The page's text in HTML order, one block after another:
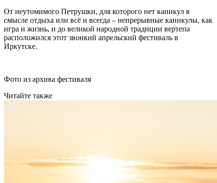
От неутомимого Петрушки, для которого нет каникул в
смысле отдыха или всё и всегда – непрерывные каникулы, как
игра и жизнь, и до великой народной традиции вертепа
расположился этот звонкий апрельский фестиваль в
Иркутске.
Фото из архива фестиваля
Читайте также